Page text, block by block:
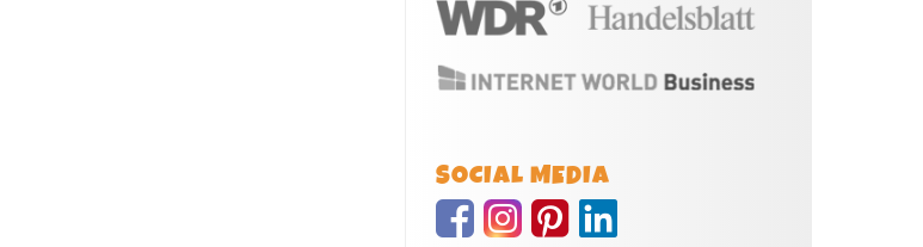
SOCIAL MEDIA